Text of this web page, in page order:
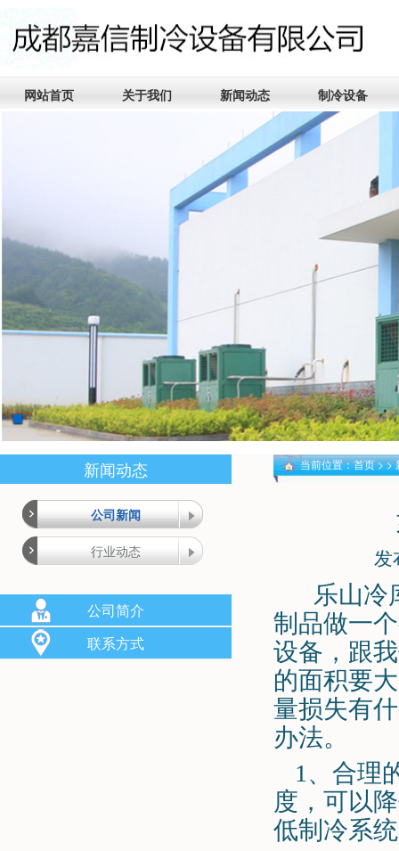
网站首页 关于我们 新闻动态 制冷设备
新闻动态
公司新闻
行业动态
公司简介
联系方式
当前位置：首页> >
发
乐山冷
制品做一
设备，跟
的面积要
量损失有
办法。
1、合理
度，可以
低制冷系